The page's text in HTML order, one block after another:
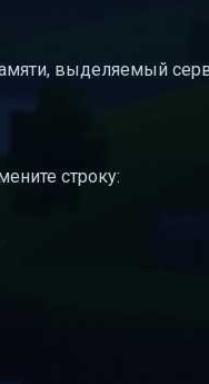
выделяемый
строку: